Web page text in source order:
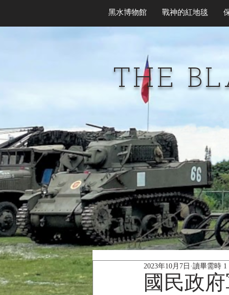
黑水博物館 戰神的紅地毯
THE
國民政
2023年10月7日 讀畢需時 1